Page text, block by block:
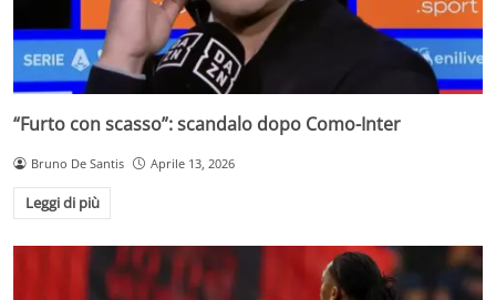
“Furto con scasso”: scandalo dopo Como-Inter
Bruno De Santis Aprile 13, 2026
Leggi di più